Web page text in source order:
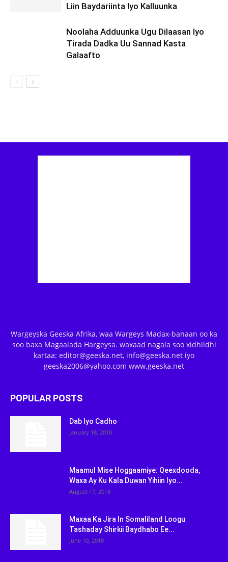
Liin Baydariinta Iyo Kalluunka
Noolaha Adduunka Ugu Dilaasan Iyo
Tirada Dadka Uu Sannad Kasta
Galaafto
Wargeyska Geeska Afrika, waa Wargeys Madax-banaan oo ka
soo baxa Magaalada Hargeysa. waxaad nagala soo xidhiidhi
kartaa: editor@geeska.net, info@geeska.net iyo
geeska2006@yahoo.com www.geeska.net
POPULAR POSTS
Dab Iyo Cadho
January 18, 2018
Maamul Mise Hoggaamiye: Qeexdooda,
Waxa Ay Ku Kala Duwan Yihiin Iyo...
August 17, 2018
Maxaa Ka Jira In Somaliland Loogu
Tashaday Shirkii Baydhabo Ee...
June 10, 2018